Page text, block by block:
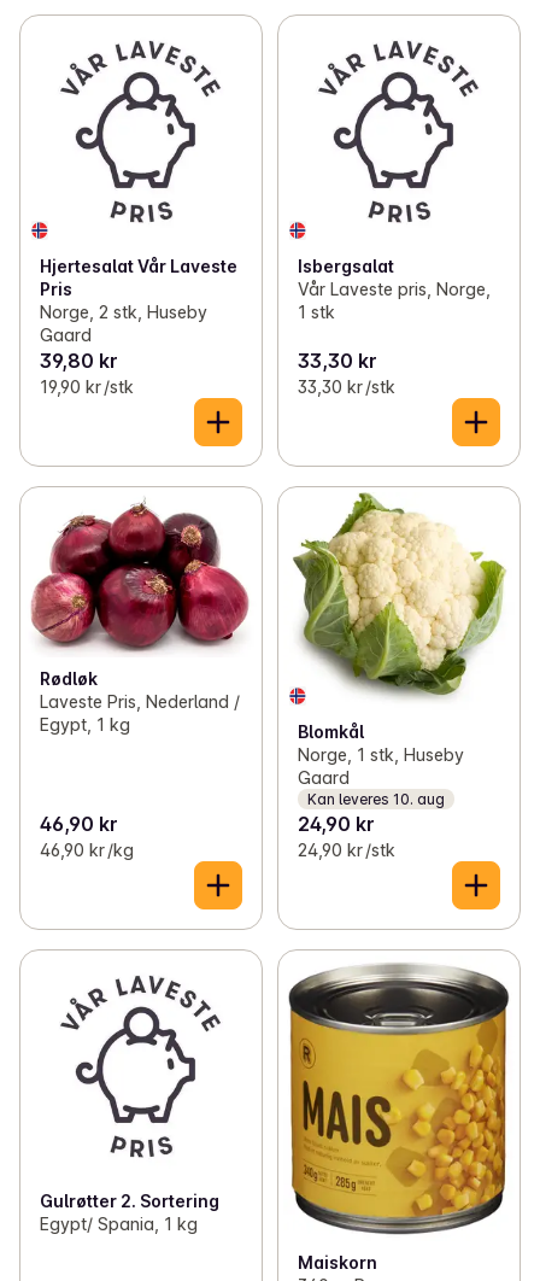
Hjertesalat Vår Laveste
Pris
Norge, 2 stk, Huseby
Gaard
39,80 kr
19,90 kr /stk
Isbergsalat
Vår Laveste pris, Norge,
1 stk
33,30 kr
33,30 kr /stk
Rødløk
Laveste Pris, Nederland /
Egypt, 1 kg
46,90 kr
46,90 kr /kg
Blomkål
Norge, 1 stk, Huseby
Gaard
Kan leveres 10. aug
24,90 kr
24,90 kr /stk
Gulrøtter 2. Sortering
Egypt/ Spania, 1 kg
Maiskorn